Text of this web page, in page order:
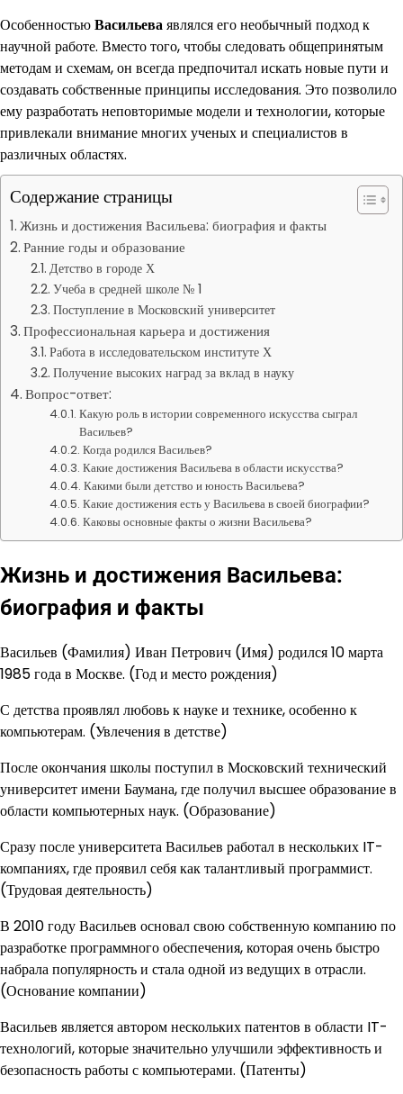
ОсобенностьюВасильеваявлялся его необычный подход к
научной работе. Вместо того, чтобы следовать общепринятым
методам и схемам, он всегда предпочитал искать новые пути и
создавать собственные принципы исследования. Это позволило
ему разработать неповторимые модели и технологии, которые
привлекали внимание многих ученых и специалистов в
различных областях.
Содержание страницы
Жизнь и достижения Васильева: биография и факты
Ранние годы и образование
Детство в городе Х
Учеба в средней школе № 1
Поступление в Московский университет
Профессиональная карьера и достижения
Работа в исследовательском институте Х
Получение высоких наград за вклад в науку
Вопрос-ответ:
Какую роль в истории современного искусства сыграл
Васильев?
Когда родился Васильев?
Какие достижения Васильева в области искусства?
Какими были детство и юность Васильева?
Какие достижения есть у Васильева в своей биографии?
Каковы основные факты о жизни Васильева?
Жизнь и достижения Васильева:
биография и факты
Васильев (Фамилия) Иван Петрович (Имя) родился 10 марта
1985 года в Москве. (Год и место рождения)
С детства проявлял любовь к науке и технике, особенно к
компьютерам. (Увлечения в детстве)
После окончания школы поступил в Московский технический
университет имени Баумана, где получил высшее образование в
области компьютерных наук. (Образование)
Сразу после университета Васильев работал в нескольких IT-
компаниях, где проявил себя как талантливый программист.
(Трудовая деятельность)
В 2010 году Васильев основал свою собственную компанию по
разработке программного обеспечения, которая очень быстро
набрала популярность и стала одной из ведущих в отрасли.
(Основание компании)
Васильев является автором нескольких патентов в области IT-
технологий, которые значительно улучшили эффективность и
безопасность работы с компьютерами. (Патенты)